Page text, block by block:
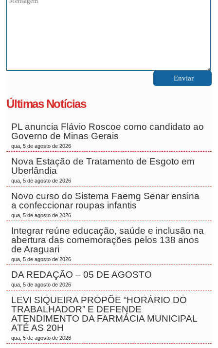
Últimas Notícias
PL anuncia Flávio Roscoe como candidato ao
Governo de Minas Gerais
qua, 5 de agosto de 2026
Nova Estação de Tratamento de Esgoto em
Uberlândia
qua, 5 de agosto de 2026
Novo curso do Sistema Faemg Senar ensina
a confeccionar roupas infantis
qua, 5 de agosto de 2026
Integrar reúne educação, saúde e inclusão na
abertura das comemorações pelos 138 anos
de Araguari
qua, 5 de agosto de 2026
DA REDAÇÃO – 05 DE AGOSTO
qua, 5 de agosto de 2026
LEVI SIQUEIRA PROPÕE “HORÁRIO DO
TRABALHADOR” E DEFENDE
ATENDIMENTO DA FARMÁCIA MUNICIPAL
ATÉ AS 20H
qua, 5 de agosto de 2026